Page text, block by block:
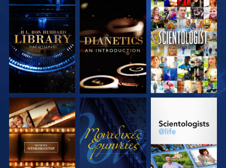
ΕΞΕΡΕΥΝΗΣΤΕ ΤΗ
ΣΕΙΡΑ
ΕΞΕΡΕΥΝΗΣΤΕ ΤΗ
ΣΕΙΡΑ
ΠΑΡΑΚΟΛΟΥΘΗΣΤΕ
ΕΞΕΡΕΥΝΗΣΤΕ ΤΗ
ΣΕΙΡΑ
ΠΑΡΑΚΟΛΟΥΘΗΣΤΕ
ΕΞΕΡΕΥΝΗΣΤΕ ΤΗ